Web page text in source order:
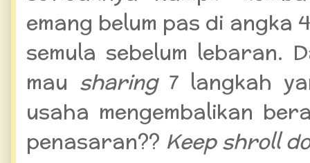
emang belum pas di
semula sebelum lebaran.
mau sharing7 langkah
usaha mengembalikan
penasaran?? Keep shroll